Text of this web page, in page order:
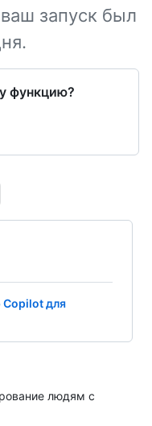
запуск был
функцию?
Copilot для
людям с